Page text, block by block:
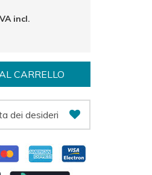
incl.
CARRELLO
dei desideri